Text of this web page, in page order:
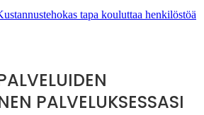
tapa kouluttaa henkilöstöä
PALVELUKSESSASI